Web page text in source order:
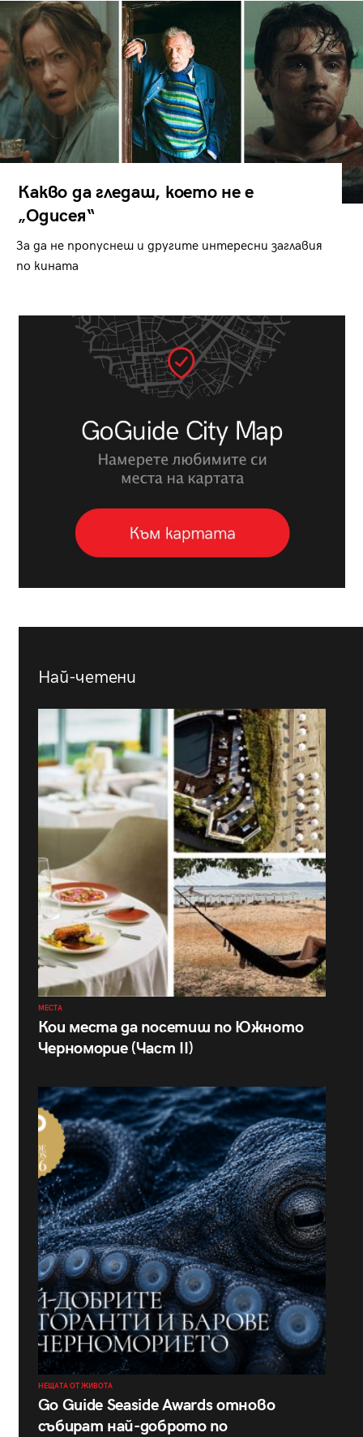
Какво да гледаш, което не е
„Одисея“
За да не пропуснеш и другите интересни заглавия
по кината
Най-четени
МЕСТА
Кои места да посетиш по Южното
Черноморие (Част II)
НЕЩАТА ОТ ЖИВОТА
Go Guide Seaside Awards отново
събират най-доброто по